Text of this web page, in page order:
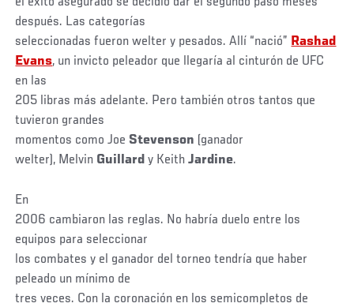
después. Las categorías
seleccionadas fueron welter y pesados. Allí “nació” Rashad
Evans, un invicto peleador que llegaría al cinturón de UFC
en las
205 libras más adelante. Pero también otros tantos que
tuvieron grandes
momentos como Joe Stevenson (ganador
welter), Melvin Guillard y KeithJardine.
En
2006 cambiaron las reglas. No habría duelo entre los
equipos para seleccionar
los combates y el ganador del torneo tendría que haber
peleado un mínimo de
tres veces. Con la coronación en los semicompletos de